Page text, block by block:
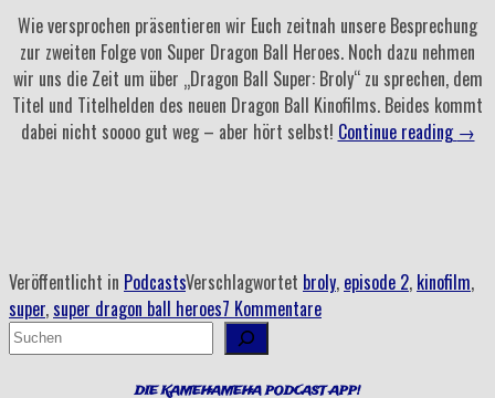
Wie versprochen präsentieren wir Euch zeitnah unsere Besprechung
zur zweiten Folge von Super Dragon Ball Heroes. Noch dazu nehmen
wir uns die Zeit um über „Dragon Ball Super: Broly“ zu sprechen, dem
Titel und Titelhelden des neuen Dragon Ball Kinofilms. Beides kommt
dabei nicht soooo gut weg – aber hört selbst! Continue reading →
Veröffentlicht in PodcastsVerschlagwortet broly, episode 2, kinofilm,
super,super dragon ball heroes7 Kommentare
Suchen
DIE KAMEHAMEHA PODCAST APP!